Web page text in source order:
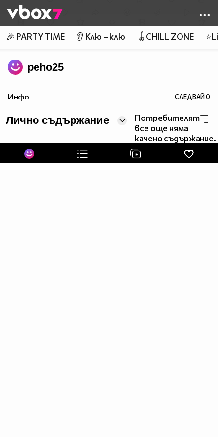
👾
🎉 PARTY TIME 👂 Клю – клю 🪀CHILL ZONE
peho25
Инфо СЛЕДВАЙ0
Лично съдържание
Потребителят
все още няма
качено съдържание.